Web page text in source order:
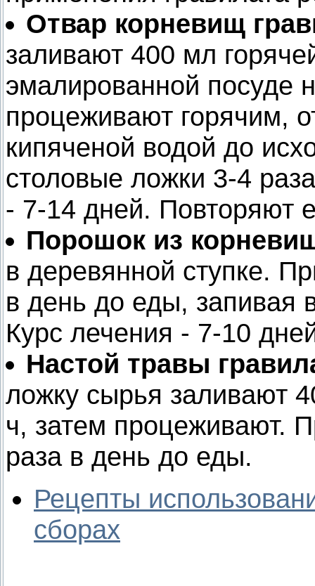
Отвар корневищ
заливают 400 мл
эмалированной посуде
процеживают горячим,
кипяченой водой до
столовые ложки 3-4
- 7-14 дней. Повторяют
Порошок из
в деревянной ступке.
в день до еды, запивая
Курс лечения - 7-10
Настой травы
ложку сырья заливают
ч, затем процеживают.
раза в день до еды.
Рецепты
сборах